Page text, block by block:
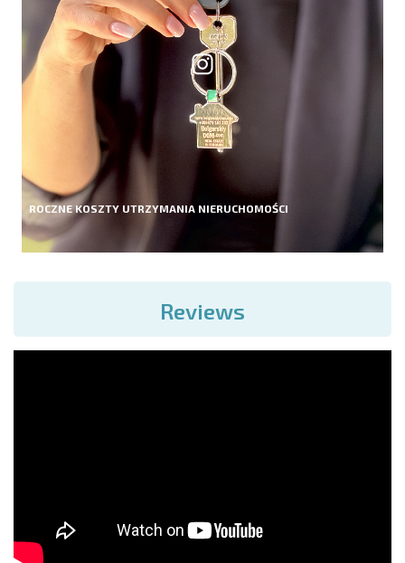
ROCZNE KOSZTY UTRZYMANIA NIERUCHOMOŚCI
Reviews